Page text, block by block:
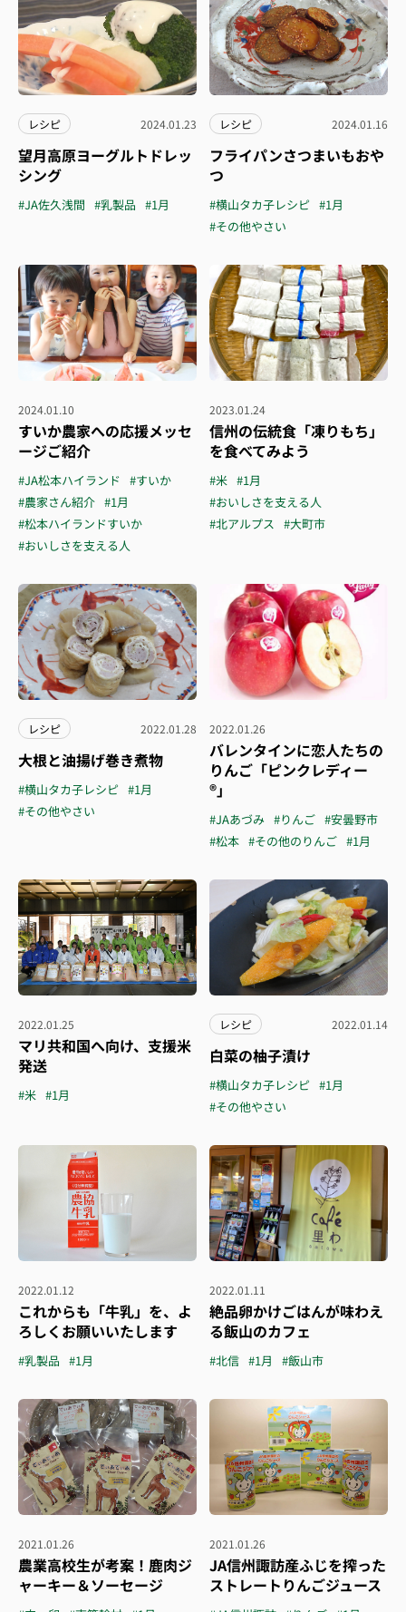
レシピ 2024.01.23
望月高原ヨーグルトドレッ
シング
#JA佐久浅間 #乳製品 #1月
レシピ 2024.01.16
フライパンさつまいもおや
つ
#横山タカ子レシピ #1月
#その他やさい
2024.01.10
すいか農家への応援メッセ
ージご紹介
#JA松本ハイランド #すいか
#農家さん紹介 #1月
#松本ハイランドすいか
#おいしさを支える人
2023.01.24
信州の伝統食「凍りもち」
を食べてみよう
#米 #1月
#おいしさを支える人
#北アルプス #大町市
レシピ 2022.01.28
大根と油揚げ巻き煮物
#横山タカ子レシピ #1月
#その他やさい
2022.01.26
バレンタインに恋人たちの
りんご「ピンクレディー
®」
#JAあづみ #りんご #安曇野市
#松本 #その他のりんご #1月
2022.01.25
マリ共和国へ向け、支援米
発送
#米 #1月
レシピ 2022.01.14
白菜の柚子漬け
#横山タカ子レシピ #1月
#その他やさい
2022.01.12
これからも「牛乳」を、よ
ろしくお願いいたします
#乳製品 #1月
2022.01.11
絶品卵かけごはんが味わえ
る飯山のカフェ
#北信 #1月 #飯山市
2021.01.26
農業高校生が考案！鹿肉ジ
ャーキー＆ソーセージ
2021.01.26
JA信州諏訪産ふじを搾った
ストレートりんごジュース